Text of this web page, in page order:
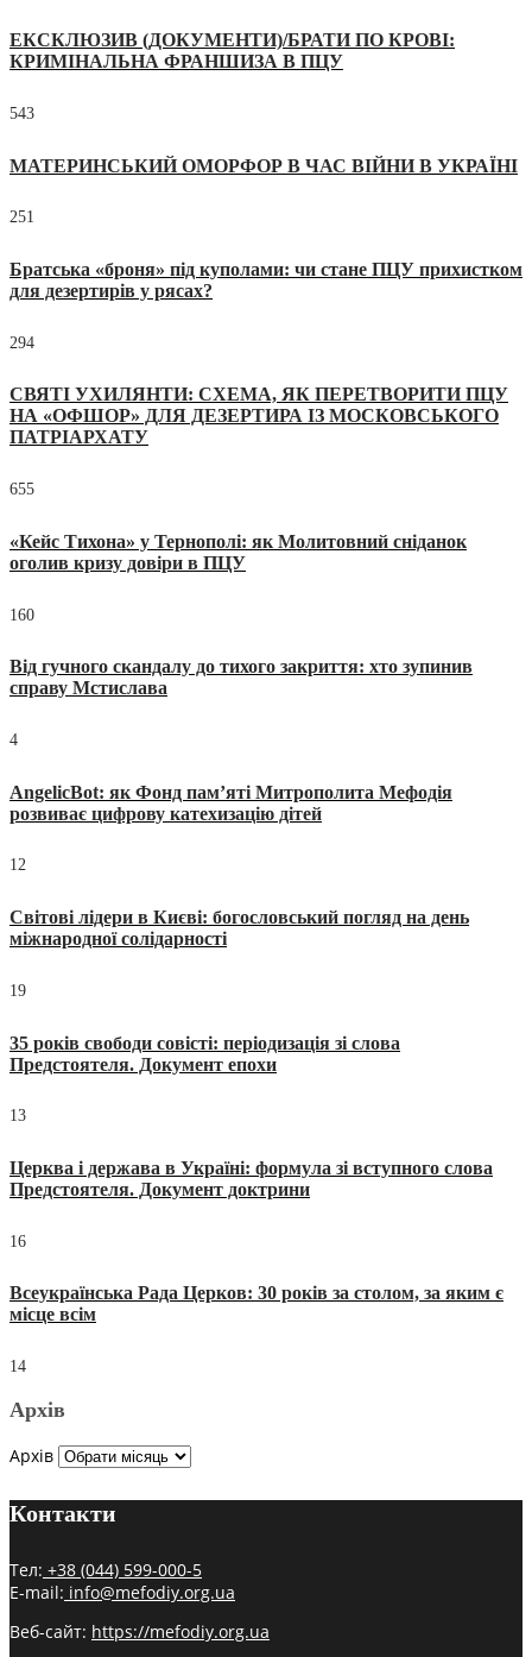
ЕКСКЛЮЗИВ (ДОКУМЕНТИ)/БРАТИ ПО КРОВІ:
КРИМІНАЛЬНА ФРАНШИЗА В ПЦУ
543
МАТЕРИНСЬКИЙ ОМОРФОР В ЧАС ВІЙНИ В УКРАЇНІ
251
Братська «броня» під куполами: чи стане ПЦУ прихистком
для дезертирів у рясах?
294
СВЯТІ УХИЛЯНТИ: СХЕМА, ЯК ПЕРЕТВОРИТИ ПЦУ
НА «ОФШОР» ДЛЯ ДЕЗЕРТИРА ІЗ МОСКОВСЬКОГО
ПАТРІАРХАТУ
655
«Кейс Тихона» у Тернополі: як Молитовний сніданок
оголив кризу довіри в ПЦУ
160
Від гучного скандалу до тихого закриття: хто зупинив
справу Мстислава
4
AngelicBot: як Фонд пам’яті Митрополита Мефодія
розвиває цифрову катехизацію дітей
12
Світові лідери в Києві: богословський погляд на день
міжнародної солідарності
19
35 років свободи совісті: періодизація зі слова
Предстоятеля. Документ епохи
13
Церква і держава в Україні: формула зі вступного слова
Предстоятеля. Документ доктрини
16
Всеукраїнська Рада Церков: 30 років за столом, за яким є
місце всім
14
Архів
Архів
Контакти
Тел: +38 (044) 599-000-5
E-mail: info@mefodiy.org.ua
Веб-сайт: https://mefodiy.org.ua